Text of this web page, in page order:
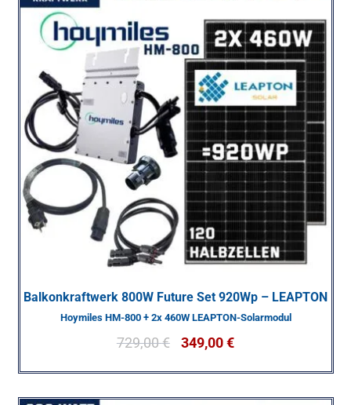
Balkonkraftwerk 800W Future Set 920Wp – LEAPTON
Hoymiles HM-800 + 2x 460W LEAPTON-Solarmodul
729,00€ 349,00€